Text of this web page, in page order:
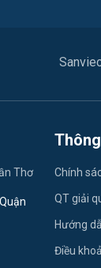
Thơ Chính
QT giải
Hướng
Điều